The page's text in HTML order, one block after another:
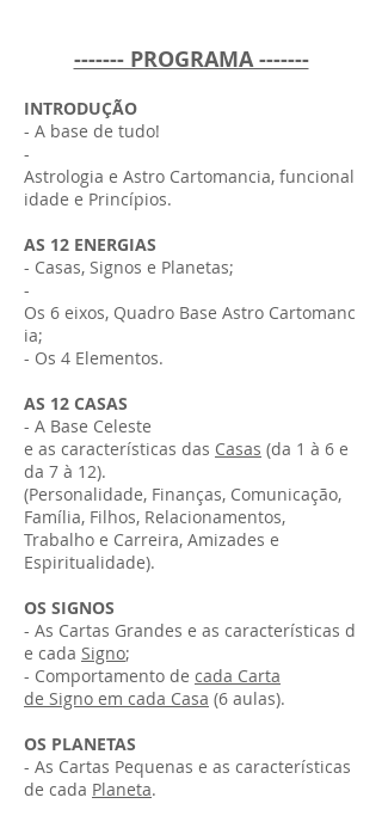
------- PROGRAMA -------
INTRODUÇÃO
- A base de tudo!
-
Astrologia e Astro Cartomancia, funcional
idade e Princípios.
AS 12 ENERGIAS
- Casas, Signos e Planetas;
-
Os 6 eixos, Quadro Base Astro Cartomanc
ia;
- Os 4 Elementos.
AS 12 CASAS
- A Base Celeste
e as características das Casas (da 1 à 6 e
da 7 à 12).
(Personalidade, Finanças, Comunicação,
Família, Filhos, Relacionamentos,
Trabalho e Carreira, Amizades e
Espiritualidade).
OS SIGNOS
- As Cartas Grandes e as características d
e cada Signo;
- Comportamento de cada Carta
de Signo em cada Casa (6 aulas).
OS PLANETAS
- As Cartas Pequenas e as características
de cada Planeta.